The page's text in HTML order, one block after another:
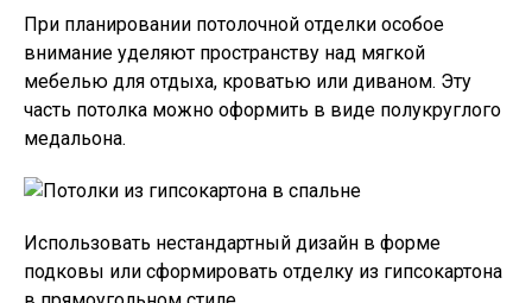
При планировании потолочной отделки особое
внимание уделяют пространству над мягкой
мебелью для отдыха, кроватью или диваном. Эту
часть потолка можно оформить в виде полукруглого
медальона.
Использовать нестандартный дизайн в форме
подковы или сформировать отделку из гипсокартона